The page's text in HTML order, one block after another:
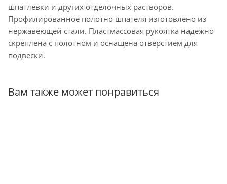
шпатлевки и других отделочных растворов.
Профилированное полотно шпателя изготовлено из
нержавеющей стали. Пластмассовая рукоятка надежно
скреплена с полотном и оснащена отверстием для
подвески.
Вам также может понравиться